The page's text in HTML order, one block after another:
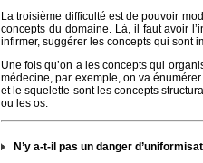
La troisième difficulté est de pouvoir
concepts du domaine. Là, il faut avoir
infirmer, suggérer les concepts qui sont
Une fois qu’on a les concepts qui
médecine, par exemple, on va
et le squelette sont les concepts
ou les os.
N’y a-t-il pas un danger